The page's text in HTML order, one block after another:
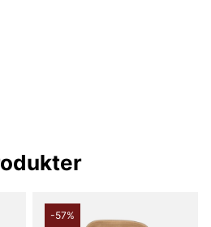
webshop. Besøg også vores butik i
-57%